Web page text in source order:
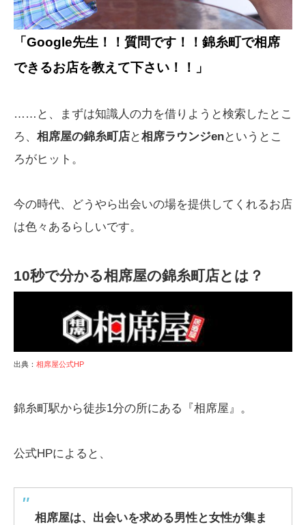
「Google先生！！質問です！！錦糸町で相席
できるお店を教えて下さい！！」
……と、まずは知識人の力を借りようと検索したとこ
ろ、 相席屋の錦糸町店と相席ラウンジenというとこ
ろがヒット。
今の時代、どうやら出会いの場を提供してくれるお店
は色々あるらしいです。
10秒で分かる相席屋の錦糸町店とは？
出典： 相席屋公式HP
錦糸町駅から徒歩1分の所にある『相席屋』。
公式HPによると、
相席屋は、出会いを求める男性と女性が集ま